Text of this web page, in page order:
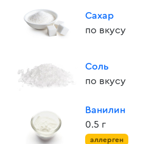
Сахар
по вкусу
Соль
по вкусу
Ванилин
0.5 г
аллерген